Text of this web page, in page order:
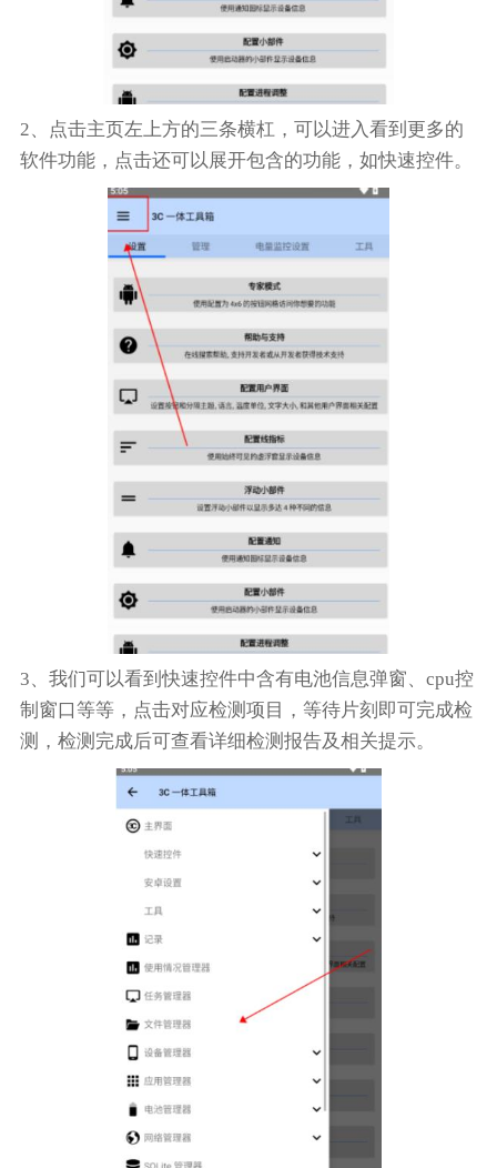
2、点击主页左上方的三条横杠，可以进入看到更多的
软件功能，点击还可以展开包含的功能，如快速控件。
3、我们可以看到快速控件中含有电池信息弹窗、cpu控
制窗口等等，点击对应检测项目，等待片刻即可完成检
测，检测完成后可查看详细检测报告及相关提示。